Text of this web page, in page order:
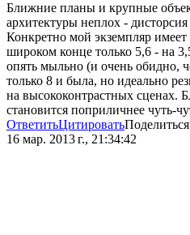
Ближние планы и крупные
архитектуры неплох - дисторсия
Конкретно мой экземпляр
широком конце только 5,6 - на
опять мыльно (и очень обидно,
только 8 и была, но идеально
на высококонтрастных сценах.
становится поприличнее чуть-
ОтветитьЦитироватьПоделиться
16 мар. 2013 г., 21:34:42